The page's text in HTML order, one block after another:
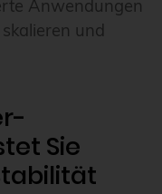
Anwendungen
und
Sie